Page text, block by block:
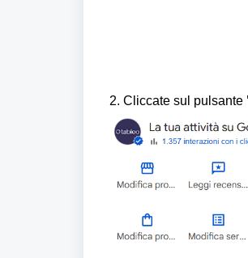
2. Cliccate sul pulsante